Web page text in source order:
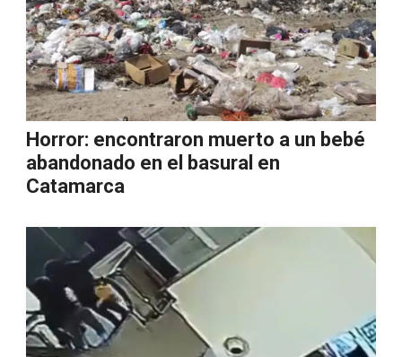
Horror: encontraron muerto a un bebé
abandonado en el basural en
Catamarca